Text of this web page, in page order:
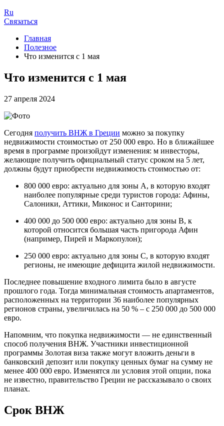
Ru
Связаться
Главная
Полезное
Что изменится с 1 мая
Что изменится с 1 мая
27 апреля 2024
Сегодня получить ВНЖ в Греции можно за покупку
недвижимости стоимостью от 250 000 евро. Но в ближайшее
время в программе произойдут изменения: м инвесторы,
желающие получить официальный статус сроком на 5 лет,
должны будут приобрести недвижимость стоимостью от:
800 000 евро: актуально для зоны А, в которую входят
наиболее популярные среди туристов города: Афины,
Салоники, Аттики, Миконос и Санторини;
400 000 до 500 000 евро: актуально для зоны В, к
которой относится большая часть пригорода Афин
(например, Пирей и Маркопулон);
250 000 евро: актуально для зоны С, в которую входят
регионы, не имеющие дефицита жилой недвижимости.
Последнее повышение входного лимита было в августе
прошлого года. Тогда минимальная стоимость апартаментов,
расположенных на территории 36 наиболее популярных
регионов страны, увеличилась на 50 % – с 250 000 до 500 000
евро.
Напомним, что покупка недвижимости — не единственный
способ получения ВНЖ. Участники инвестиционной
программы Золотая виза также могут вложить деньги в
банковский депозит или покупку ценных бумаг на сумму не
менее 400 000 евро. Изменятся ли условия этой опции, пока
не известно, правительство Греции не рассказывало о своих
планах.
Срок ВНЖ